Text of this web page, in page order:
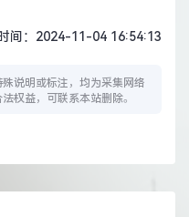
间：2024-11-04 16:54:13
说明或标注，均为采集网络
权益，可联系本站删除。